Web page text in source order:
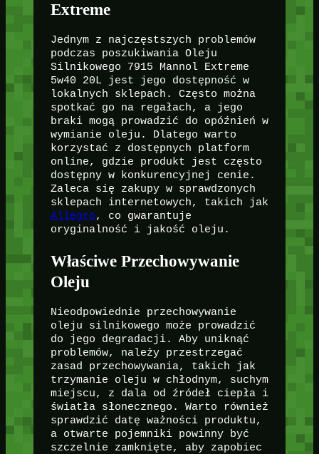
Extreme
Jednym z najczęstszych problemów
podczas poszukiwania Oleju
Silnikowego 7915 Mannol Extreme
5w40 20L jest jego dostępność w
lokalnych sklepach. Często można
spotkać go na regałach, a jego
braki mogą prowadzić do opóźnień w
wymianie oleju. Dlatego warto
korzystać z dostępnych platform
online, gdzie produkt jest często
dostępny w konkurencyjnej cenie.
Zaleca się zakupy w sprawdzonych
sklepach internetowych, takich jak
Allegro, co gwarantuje
oryginalność i jakość oleju.
Właściwe Przechowywanie
Oleju
Nieodpowiednie przechowywanie
oleju silnikowego może prowadzić
do jego degradacji. Aby uniknąć
problemów, należy przestrzegać
zasad przechowywania, takich jak
trzymanie oleju w chłodnym, suchym
miejscu, z dala od źródeł ciepła i
światła słonecznego. Warto również
sprawdzić datę ważności produktu,
a otwarte pojemniki powinny być
szczelnie zamknięte, aby zapobiec